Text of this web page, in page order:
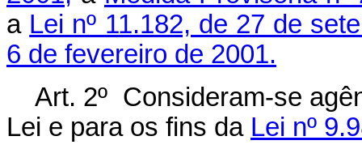
a Lei nº 11.182, de 27 de
6 de fevereiro de 2001.
Art. 2º Consideram-se
Lei e para os fins da Lei nº